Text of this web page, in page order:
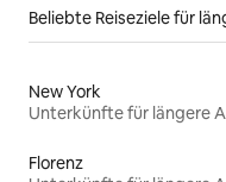
Beliebte Reiseziele für
New York
Florenz